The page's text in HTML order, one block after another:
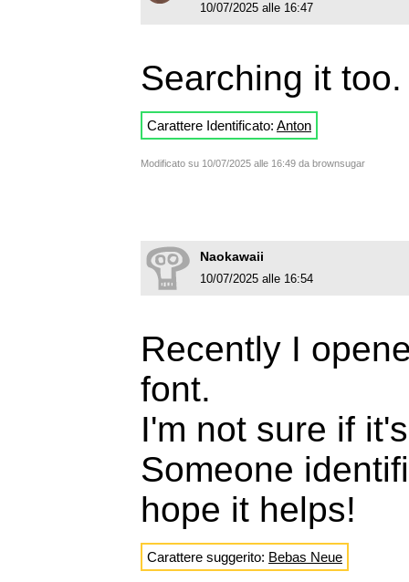
10/07/2025 alle 16:47
Searching it
Carattere Identificato: Anton
Modificato su 10/07/2025 alle 16:49 da brownsugar
Naokawaii
10/07/2025 alle 16:54
Recently I
font.
I'm not sure if
Someone
hope it helps!
Carattere suggerito: Bebas Neue